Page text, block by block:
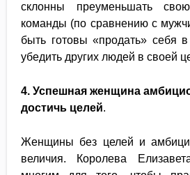
склонны преуменьшать
команды (по сравнению с
быть готовы «продать» себя
убедить других людей в своей
4. Успешная женщина
достичь целей.
Женщины без целей и
величия. Королева